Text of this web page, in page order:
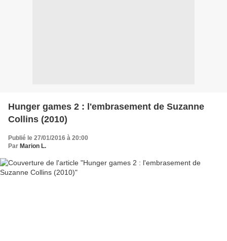
Hunger games 2 : l'embrasement de Suzanne
Collins (2010)
Publié le 27/01/2016 à 20:00
Par Marion L.